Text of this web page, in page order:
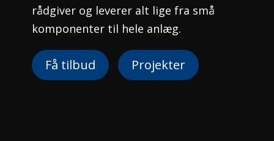
rådgiver og leverer alt lige fra små
komponenter til hele anlæg.
Få tilbud Projekter